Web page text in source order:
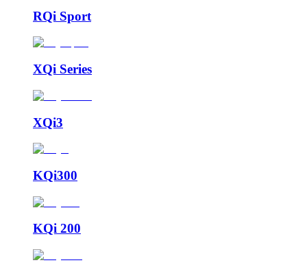
RQi Sport
XQi Series
XQi3
KQi300
KQi 200